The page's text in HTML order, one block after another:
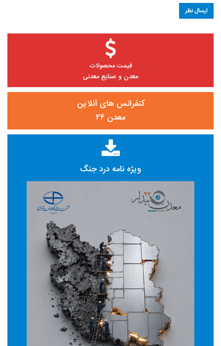
قیمت محصولات
معدن و صنایع معدنی
کنفرانس های آنلاین
معدن ۲۴
ویژه نامه درد جنگ